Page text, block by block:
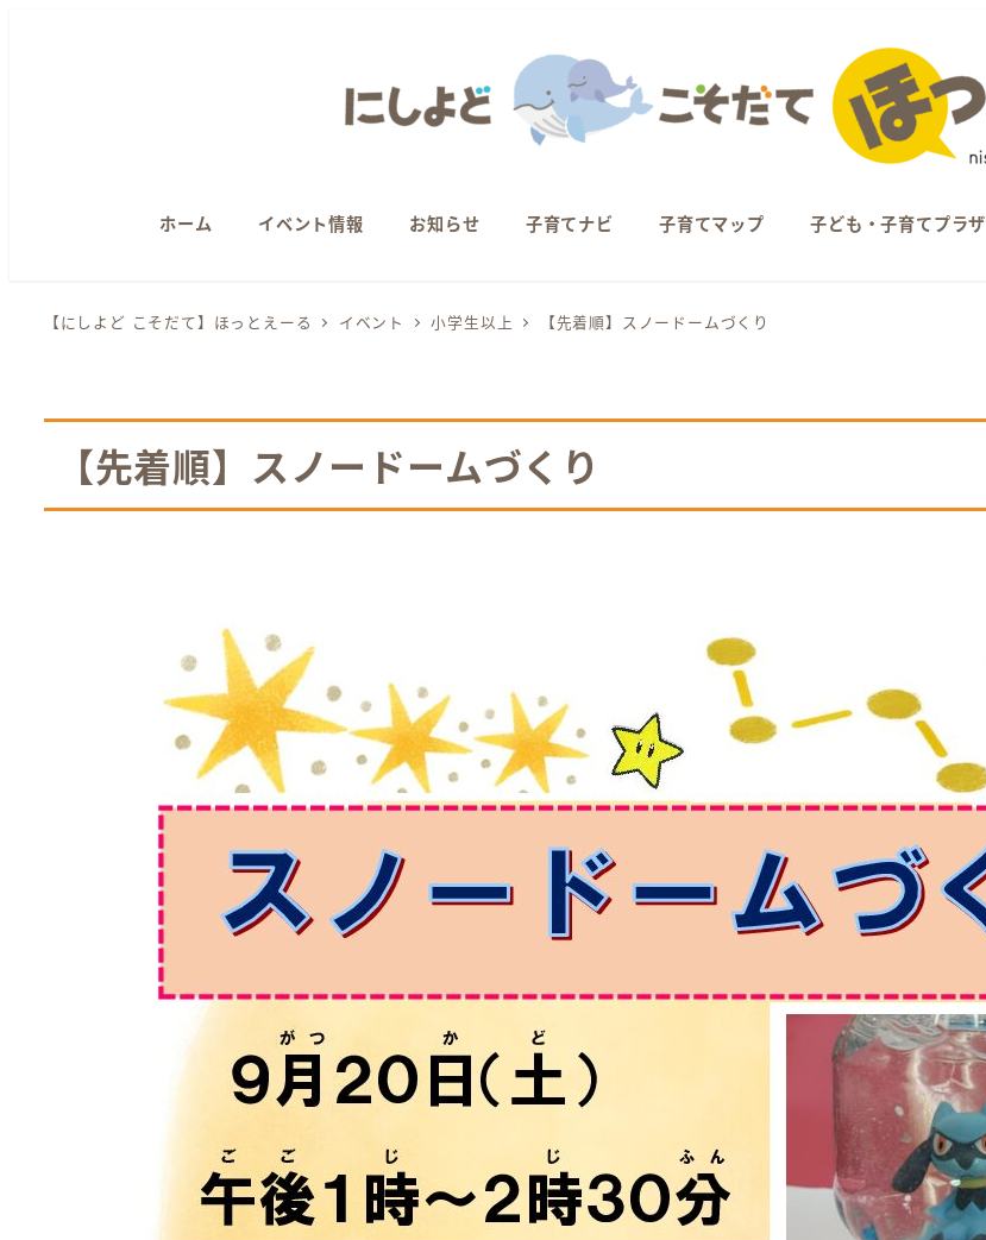
ホーム イベント情報 お知らせ 子育てナビ 子育てマップ 子ども・子育てプラザ
【にしよど こそだて】ほっとえーる イベント 小学生以上 【先着順】スノードームづくり
【先着順】スノードームづくり